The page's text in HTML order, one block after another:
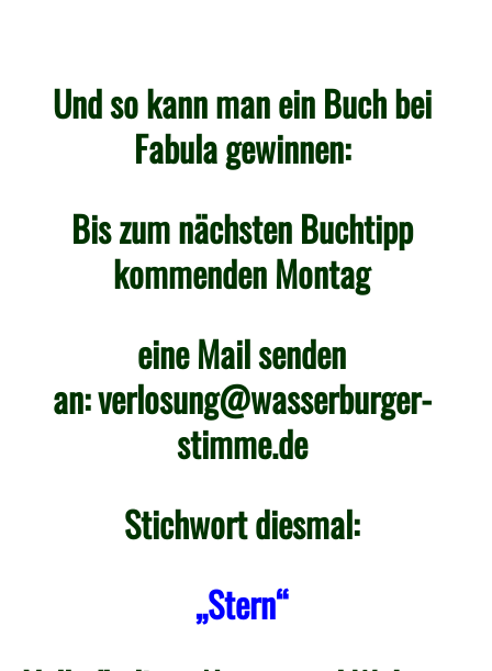
Und so kann man ein Buch bei
Fabula gewinnen:
Bis zum nächsten Buchtipp
kommenden Montag
eine Mail senden
an:verlosung@wasserburger-
stimme.de
Stichwort diesmal:
„Stern“